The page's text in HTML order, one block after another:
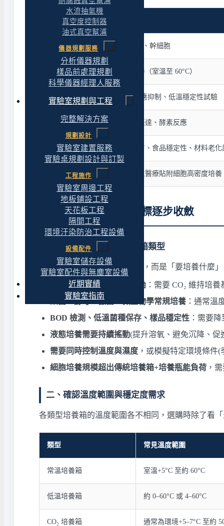
水流抽氣機
真空度控制器
油式真空幫浦
儀器規劃服務
分析儀器規劃
樣品前處理規劃
科學儀器經理人服務
實驗室規劃與工程
完整解決方案
規劃設計
實驗室建置服務
實驗桌規劃設計與訂製
工程施作
實驗室周邊工程
地板鋪設工程
天花板工程
隔間工程
環境汙染防治工程設備
設備配件
實驗室儲存設備
實驗室配件與無塵室設備
近期實績
實驗室指南
培養目標
哺乳動物細胞、組織工程、IVF、幹細胞
細菌、酵母、黴菌等微生物培養（室溫至 60°C）
BOD 檢測、菌種保存、酵素反應抑制、低溫穩定性試驗
液態培養、菌液增殖、蛋白質表達、酵素反應
種子發芽、植物組培、昆蟲飼育、食品穩定性、材料老化
疫苗病毒擴增、抗體生產、再生醫療貼附細胞高密度培養
選購導引：從培養目標逐步收斂
一、從培養目標回推培養箱類型
培養箱選購最關鍵的不是規格，而是「要培養什麼
哺乳動物細胞、組織、胚胎 ：需要 CO₂ 維持培
細菌、酵母、黴菌、微生物學常規培養 ：通常溫
BOD 檢測、低溫菌種保存、樣品穩定性 ：需要
液態培養需要持續搖動(提升溶氧、避免沉降、
需要同時控制溫度與濕度 ，或模擬特定環境條
細胞培養規模超出傳統培養箱+培養瓶能負荷 ，
二、確認溫度範圍與穩定度需求
各類型培養箱的溫度範圍各不相同，選購時除了看
類型 常見溫度範圍
常溫培養箱 室溫+5°C 至約 60°C
低溫培養箱 約 0–60°C 或 4–60°C
CO₂ 培養箱 通常為環境+5–7°C 至約